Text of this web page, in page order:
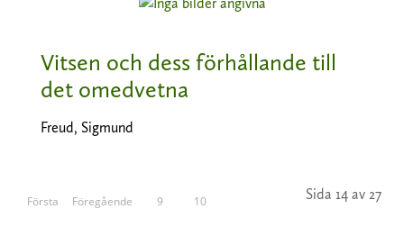
Vitsen och dess förhållande till
det omedvetna
Freud, Sigmund
Första Föregående 9 10 Sida 14 av 27